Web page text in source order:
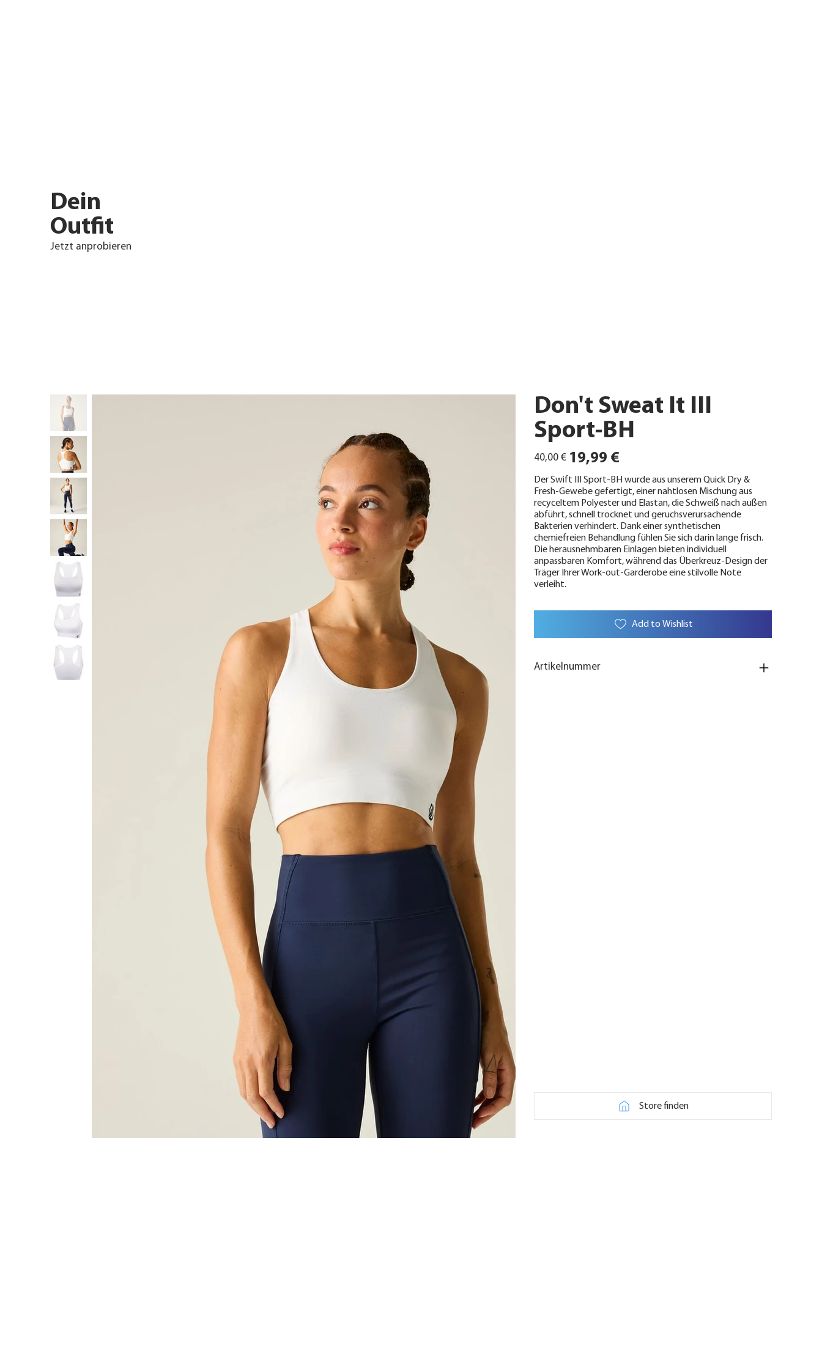
Don't Sweat It III
Sport-BH
Ursprünglicher
Preis
40,00 € Angebotspreis
19,99 €
Der Swift III Sport-BH wurde aus unserem Quick Dry &
Fresh-Gewebe gefertigt, einer nahtlosen Mischung aus
recyceltem Polyester und Elastan, die Schweiß nach außen
abführt, schnell trocknet und geruchsverursachende
Bakterien verhindert. Dank einer synthetischen
chemiefreien Behandlung fühlen Sie sich darin lange frisch.
Die herausnehmbaren Einlagen bieten individuell
anpassbaren Komfort, während das Überkreuz-Design der
Träger Ihrer Work-out-Garderobe eine stilvolle Note
verleiht.
Add to Wishlist
Artikelnummer
Store finden
Dein
Outfit
Jetzt anprobieren